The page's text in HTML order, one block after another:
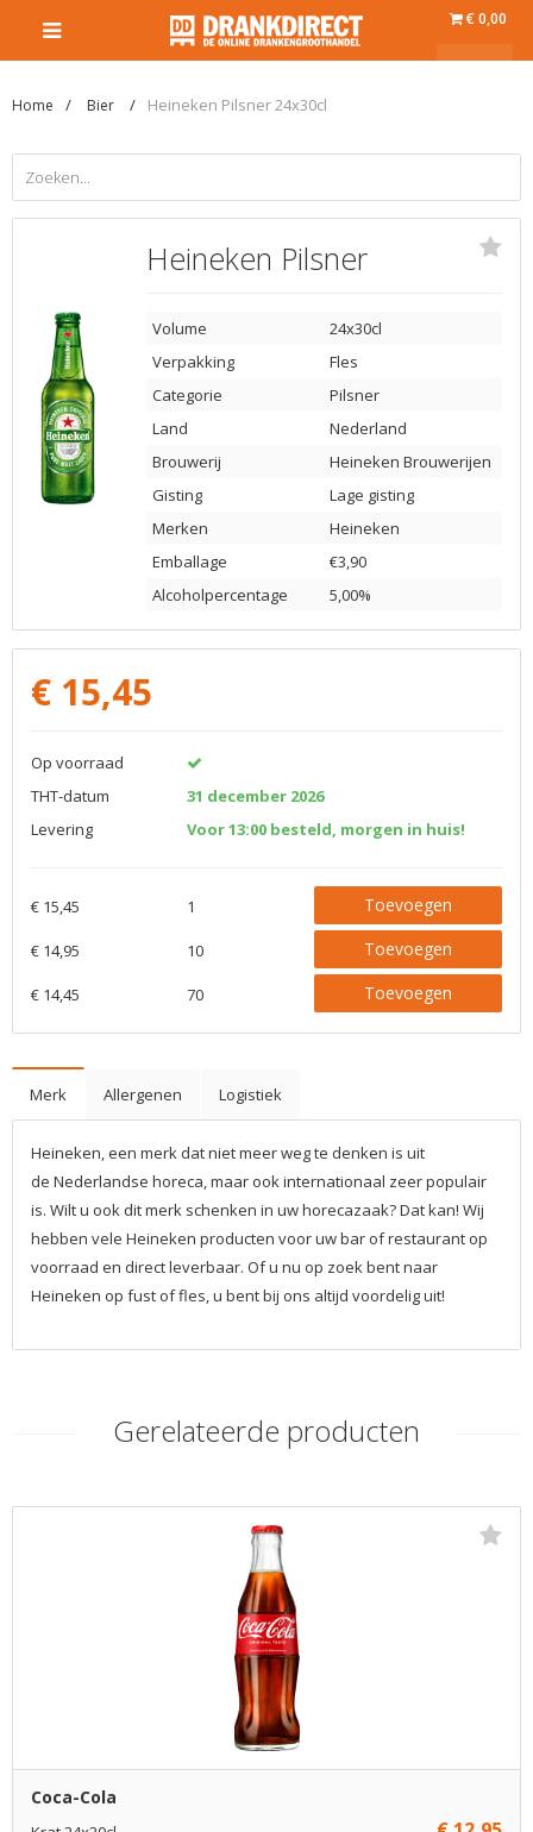
€ 0,00
Home Bier Heineken Pilsner 24x30cl
Heineken Pilsner
Volume
24x30cl
Verpakking
Fles
Categorie
Pilsner
Land
Nederland
Brouwerij
Heineken Brouwerijen
Gisting
Lage gisting
Merken
Heineken
Emballage
€3,90
Alcoholpercentage
5,00%
€ 15,45
Op voorraad
THT-datum
31 december 2026
Levering
Voor 13:00 besteld, morgen in huis!
€ 15,45 1 Toevoegen
€ 14,95 10 Toevoegen
€ 14,45 70 Toevoegen
Merk Allergenen Logistiek
Heineken, een merk dat niet meer weg te denken is uit
de Nederlandse horeca, maar ook internationaal zeer populair
is. Wilt u ook dit merk schenken in uw horecazaak? Dat kan! Wij
hebben vele Heineken producten voor uw bar of restaurant op
voorraad en direct leverbaar. Of u nu op zoek bent naar
Heineken op fust of fles, u bent bij ons altijd voordelig uit!
Gerelateerde producten
Coca-Cola